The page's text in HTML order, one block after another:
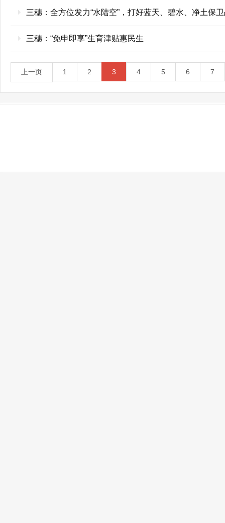
三穗：全方位发力“水陆空”，打好蓝天、碧水、净土保
三穗：“免申即享”生育津贴惠民生
上一页 1 2 3 4 5 6 7